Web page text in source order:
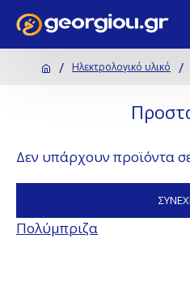
Ηλεκτρολογικό υλικό
Δεν υπάρχουν προϊόντα
Πολύμπριζα